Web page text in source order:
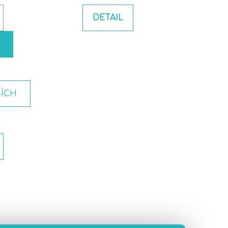
DETAIL